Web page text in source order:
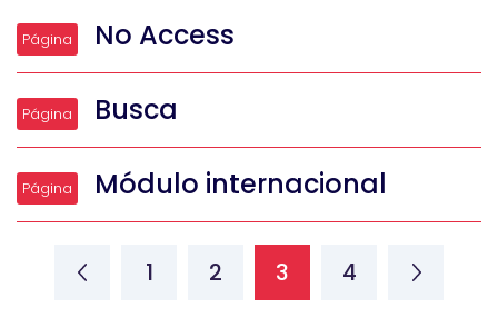
Página No Access
Página Busca
Página Módulo internacional
1 2 3 4